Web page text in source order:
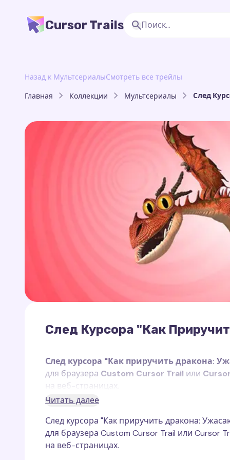
Cursor Trails
Назад к МультсериалыСмотреть все трейлы
Главная Коллекции Мультсериалы След
След Курсора "Как
След курсора "Как приручить дракона:
для браузера Custom Cursor Trail или
на веб-страницах.
Величественный, грозный и впечатляющий,
своё тело пламенем, создавая
насыщенных красных, оранжевых и чёрных
Читать далее
След курсора "Как приручить дракона:
для браузера Custom Cursor Trail или Cursor
на веб-страницах.